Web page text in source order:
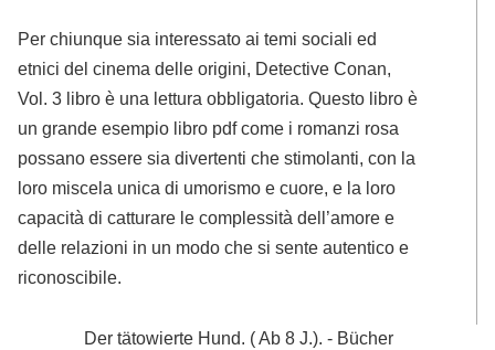
Per chiunque sia interessato ai temi sociali ed
etnici del cinema delle origini, Detective Conan,
Vol. 3 libro è una lettura obbligatoria. Questo libro è
un grande esempio libro pdf come i romanzi rosa
possano essere sia divertenti che stimolanti, con la
loro miscela unica di umorismo e cuore, e la loro
capacità di catturare le complessità dell’amore e
delle relazioni in un modo che si sente autentico e
riconoscibile.
Der tätowierte Hund. ( Ab 8 J.). - Bücher